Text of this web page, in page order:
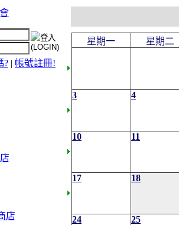
? | 帳號註冊!
星期一 星期二
3 4
10 11
17 18
24 25